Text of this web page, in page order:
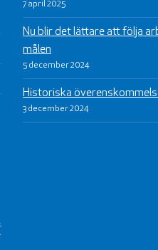
7 april 2025
Nu blir det lättare att följa
målen
5 december 2024
Historiska
3 december 2024